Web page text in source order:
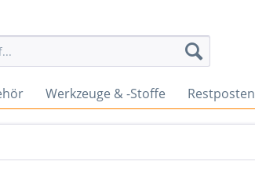
Werkzeuge & -Stoffe Restposten